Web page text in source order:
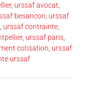
, urssaf avocat,
besancon, urssaf
, urssaf contrainte,
, urssaf paris,
cotisation, urssaf
urssaf